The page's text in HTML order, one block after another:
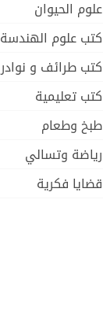
علوم الحيوان
كتب علوم الهندسة
كتب طرائف و نوادر
كتب تعليمية
طبخ وطعام
رياضة وتسالي
قضايا فكرية